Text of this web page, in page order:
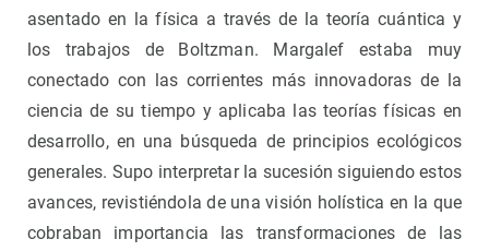
asentado en la física a través de la teoría cuántica y
los trabajos de Boltzman. Margalef estaba muy
conectado con las corrientes más innovadoras de la
ciencia de su tiempo y aplicaba las teorías físicas en
desarrollo, en una búsqueda de principios ecológicos
generales. Supo interpretar la sucesión siguiendo estos
avances, revistiéndola de una visión holística en la que
cobraban importancia las transformaciones de las